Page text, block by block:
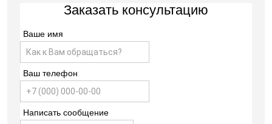
Заказать консультацию
Ваше имя
Ваш телефон
Написать сообщение